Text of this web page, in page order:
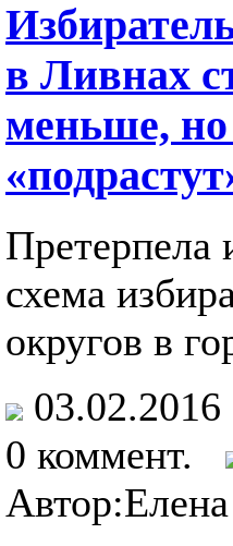
в Ливнах
меньше,
Претерпела
схема
округов в
0 коммент.